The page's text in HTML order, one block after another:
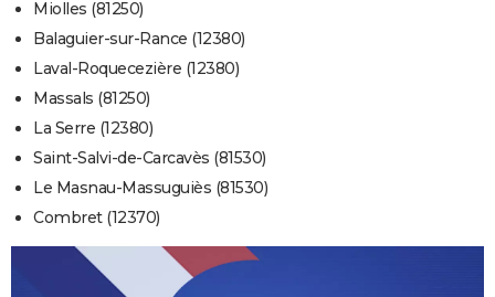
Miolles (81250)
Balaguier-sur-Rance (12380)
Laval-Roquecezière (12380)
Massals (81250)
La Serre (12380)
Saint-Salvi-de-Carcavès (81530)
Le Masnau-Massuguiès (81530)
Combret (12370)